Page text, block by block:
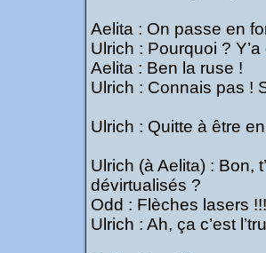
Aelita : On passe en
Ulrich : Pourquoi ?
Aelita : Ben la ruse !
Ulrich : Connais pas !
Ulrich : Quitte à être
Ulrich (à Aelita) : Bon,
dévirtualisés ?
Odd : Flèches lasers
Ulrich : Ah, ça c’est